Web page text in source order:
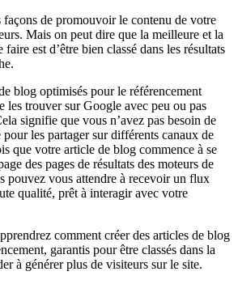
façons de promouvoir le contenu de votre
Mais on peut dire que la meilleure et la
est d’être bien classé dans les résultats
blog optimisés pour le référencement
les trouver sur Google avec peu ou pas
signifie que vous n’avez pas besoin de
les partager sur différents canaux de
que votre article de blog commence à se
des pages de résultats des moteurs de
pouvez vous attendre à recevoir un flux
qualité, prêt à interagir avec votre
comment créer des articles de blog
garantis pour être classés dans la
à générer plus de visiteurs sur le site.